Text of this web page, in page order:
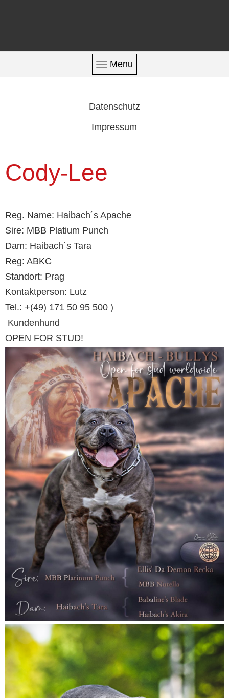
Menu
Datenschutz
Impressum
Cody-Lee
Reg. Name: Haibach´s Apache
Sire: MBB Platium Punch
Dam: Haibach´s Tara
Reg: ABKC
Standort: Prag
Kontaktperson: Lutz
Tel.: +(49) 171 50 95 500 )
Kundenhund
OPEN FOR STUD!